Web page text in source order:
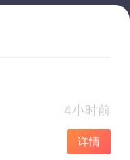
4小时前
详情